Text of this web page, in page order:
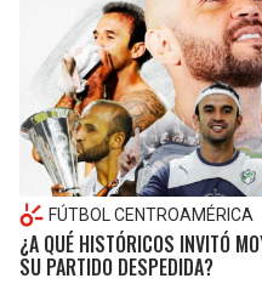
FÚTBOL CENTROAMÉRICA
¿A QUÉ HISTÓRICOS INVITÓ
SU PARTIDO DESPEDIDA?